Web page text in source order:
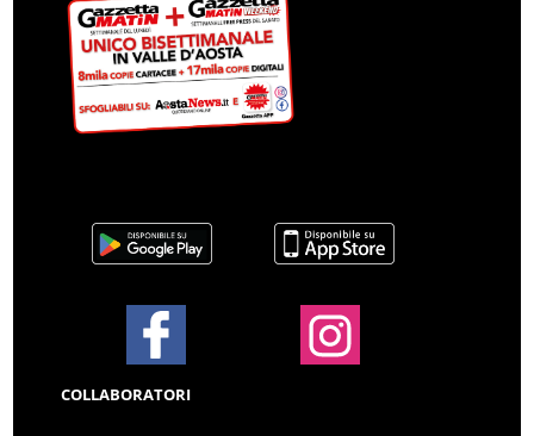
COLLABORATORI